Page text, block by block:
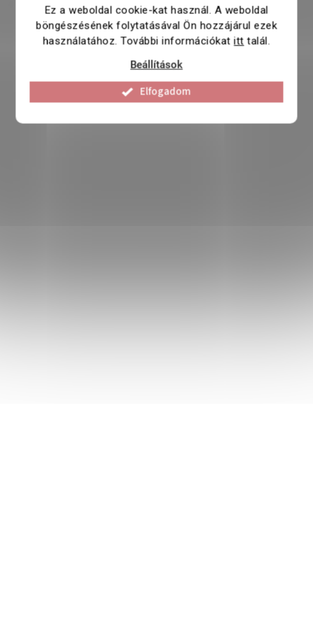
Ez a weboldal cookie-kat használ. A weboldal
böngészésének folytatásával Ön hozzájárul ezek
használatához. További információkatitt talál.
Beállítások
Elfogadom